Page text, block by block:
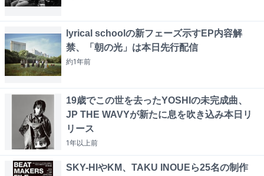
lyrical schoolの新フェーズ示すEP内容解
禁、「朝の光」は本日先行配信
約1年前
19歳でこの世を去ったYOSHIの未完成曲、
JP THE WAVYが新たに息を吹き込み本日リ
リース
1年以上前
SKY-HIやKM、TAKU INOUEら25名の制作